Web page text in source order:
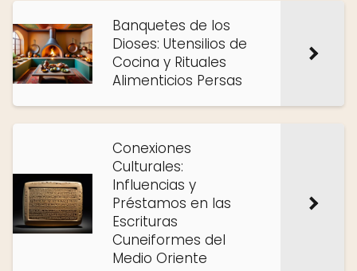
Banquetes de los
Dioses: Utensilios de
Cocina y Rituales
Alimenticios Persas
Conexiones
Culturales:
Influencias y
Préstamos en las
Escrituras
Cuneiformes del
Medio Oriente